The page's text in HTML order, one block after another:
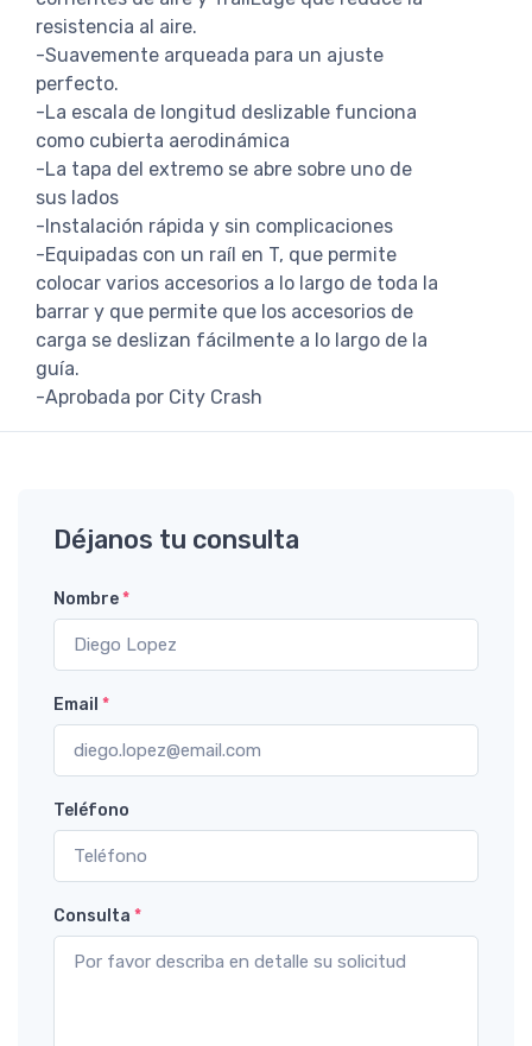
resistencia al aire.
-Suavemente arqueada para un ajuste
perfecto.
-La escala de longitud deslizable funciona
como cubierta aerodinámica
-La tapa del extremo se abre sobre uno de
sus lados
-Instalación rápida y sin complicaciones
-Equipadas con un raíl en T, que permite
colocar varios accesorios a lo largo de toda la
barrar y que permite que los accesorios de
carga se deslizan fácilmente a lo largo de la
guía.
-Aprobada por City Crash
Déjanos tu consulta
Nombre*
Email *
Teléfono
Consulta *